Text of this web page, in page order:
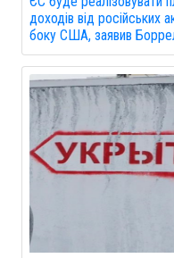
доходів від російських
боку США, заявив